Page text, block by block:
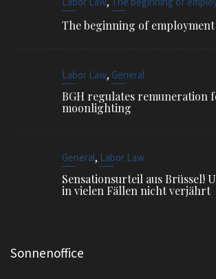
The beginning of employment
Labor Law, General
BGH regulates remuneration
moonlighting
General, Labor Law
Sensationsurteil aus Brüssel!
in vielen Fällen nicht verjährt
Sonnenoffice